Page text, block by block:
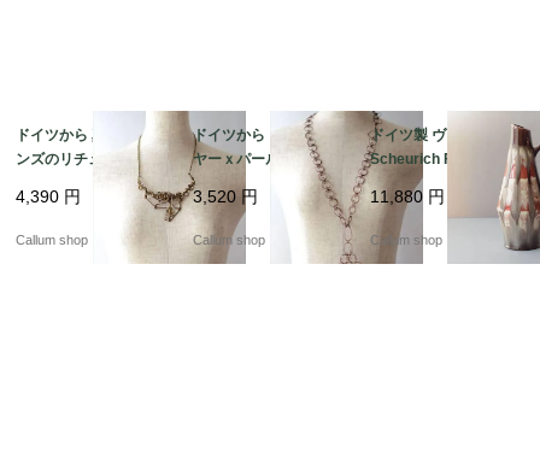
ドイツから 真鍮orブロ
ンズのリチュアルなペ
ンダント コスチューム
ジュエリー アクセサリ
4,390 円
Callum shop
ドイツから コパーワイ
ヤーｘパールビーズの
ペンダント 銅線 コスチ
ュームジュエリー アク
セサリー アンティーク
_260727 ia0041
3,520 円
Callum shop
ドイツ製 ヴィンテージ
Scheurich Fat Lava Va
se 花瓶 花器 ファット
ラバー ミッドセンチュ
リー期 フラワーベース
アンティーク_ig4991
11,880 円
Callum shop